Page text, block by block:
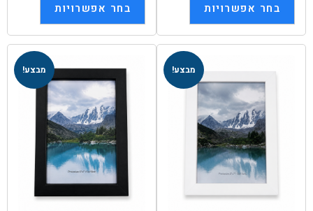
בחר אפשרויות בחר אפשרויות
מבצע! מבצע!